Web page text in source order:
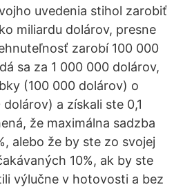
uvedenia stihol zarobiť
miliardu dolárov, presne
zarobí 100 000
sa za 1 000 000 dolárov,
(100 000 dolárov) o
a získali ste 0,1
že maximálna sadzba
alebo že by ste zo svojej
10%, ak by ste
výlučne v hotovosti a bez